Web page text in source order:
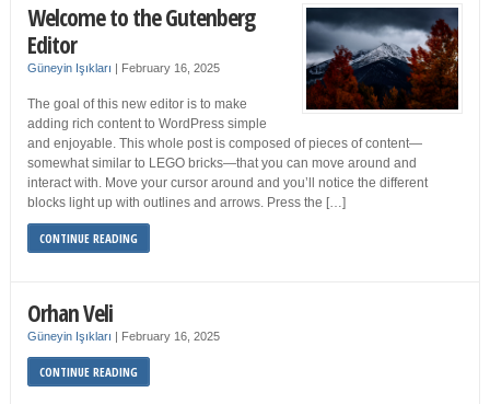
Welcome to the Gutenberg
Editor
Güneyin Işıkları | February 16, 2025
The goal of this new editor is to make
adding rich content to WordPress simple
and enjoyable. This whole post is composed of pieces of content—
somewhat similar to LEGO bricks—that you can move around and
interact with. Move your cursor around and you’ll notice the different
blocks light up with outlines and arrows. Press the […]
CONTINUE READING
Orhan Veli
Güneyin Işıkları | February 16, 2025
CONTINUE READING